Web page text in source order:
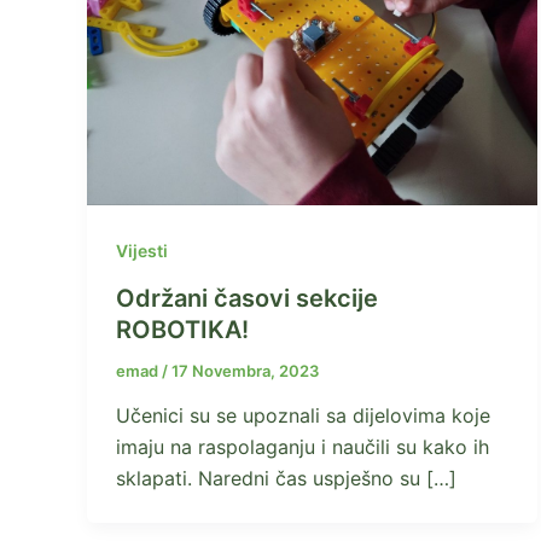
Vijesti
Održani časovi sekcije
ROBOTIKA!
emad /17 Novembra, 2023
Učenici su se upoznali sa dijelovima koje
imaju na raspolaganju i naučili su kako ih
sklapati. Naredni čas uspješno su […]